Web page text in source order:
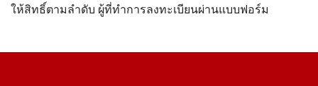
ให้สิทธิ์ตามลำดับ ผู้ที่ทำการลงทะเบียนผ่านแบบฟอร์ม